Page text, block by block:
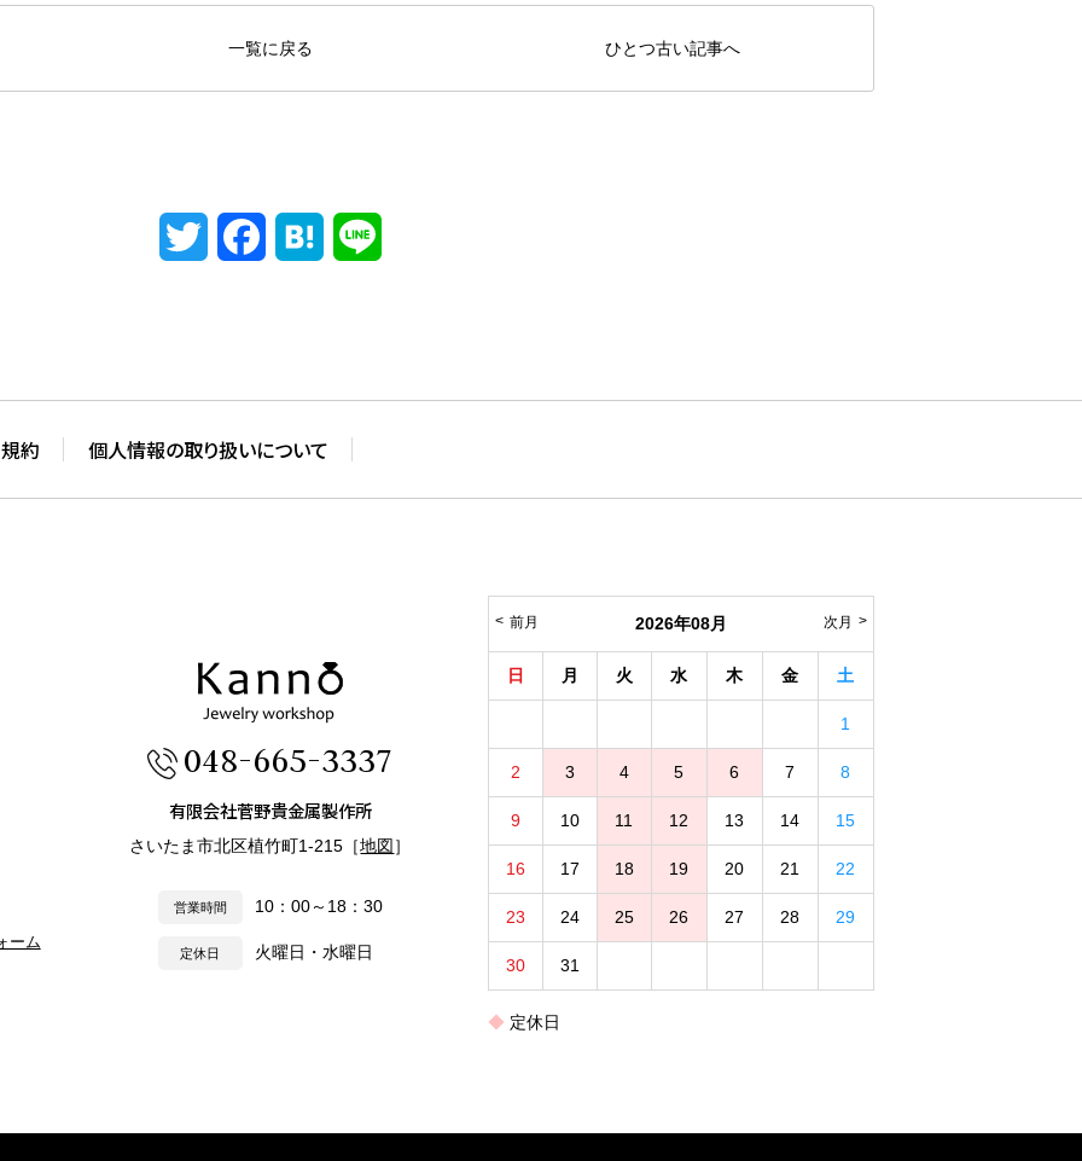
一覧に戻る ひとつ古い記事へ
Twitter FacebookHatena
約 個人情報の取り扱いについて
ーム
048-665-3337
有限会社菅野貴金属製作所
さいたま市北区植竹町1-215［地図 ］
営業時間 10：00～18：30
定休日 火曜日・水曜日
2026年08月
前月 次月
日 月 火 水 木 金 土
1
2 3 4 5 6 7 8
9 10 11 12 13 14 15
16 17 18 19 20 21 22
23 24 25 26 27 28 29
30 31
定休日